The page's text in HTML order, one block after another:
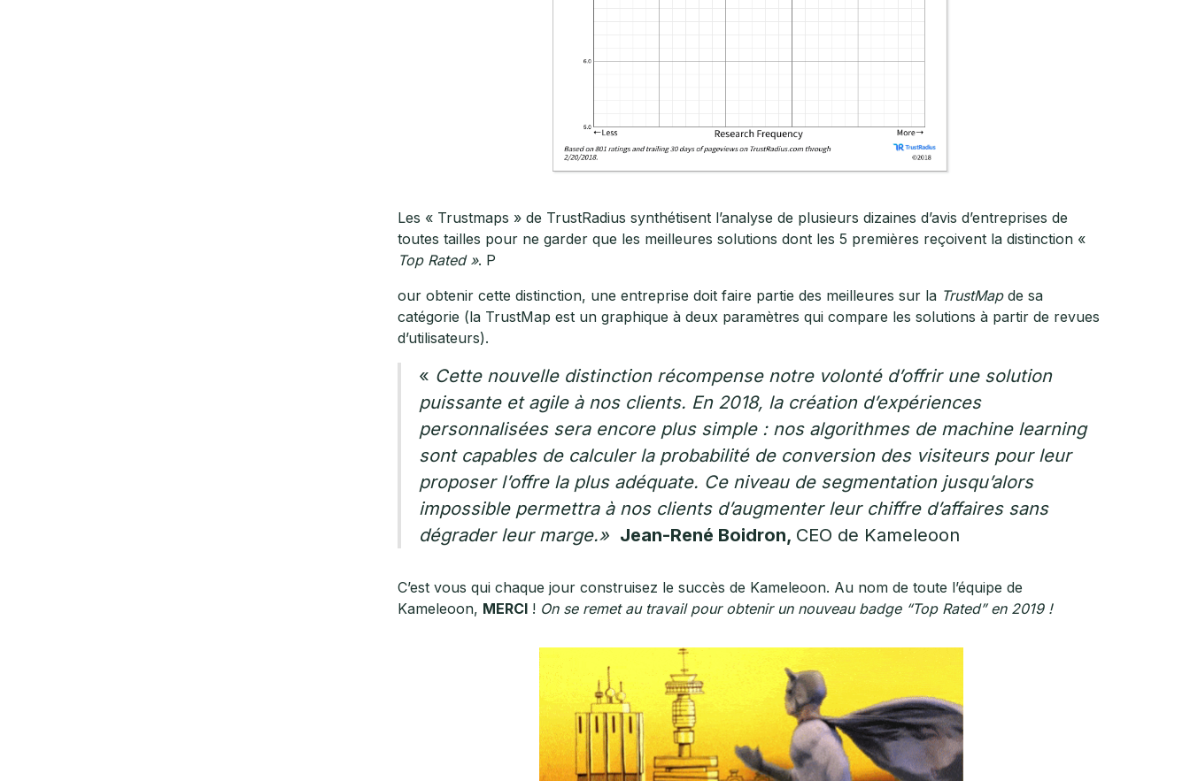
Les « Trustmaps » de TrustRadius synthétisent l’analyse de plusieurs dizaines d’avis d’entreprises de
toutes tailles pour ne garder que les meilleures solutions dont les 5 premières reçoivent la distinction «
Top Rated ». P
our obtenir cette distinction, une entreprise doit faire partie des meilleures sur la TrustMapde sa
catégorie (la TrustMap est un graphique à deux paramètres qui compare les solutions à partir de revues
d’utilisateurs).
« Cette nouvelle distinction récompense notre volonté d’offrir une solution
puissante et agile à nos clients. En 2018, la création d’expériences
personnalisées sera encore plus simple : nos algorithmes de machine learning
sont capables de calculer la probabilité de conversion des visiteurs pour leur
proposer l’offre la plus adéquate. Ce niveau de segmentation jusqu’alors
impossible permettra à nos clients d’augmenter leur chiffre d’affaires sans
dégrader leur marge.» Jean-René Boidron, CEO de Kameleoon
C’est vous qui chaque jour construisez le succès de Kameleoon. Au nom de toute l’équipe de
Kameleoon, MERCI! On se remet au travail pour obtenir un nouveau badge “Top Rated” en 2019 !